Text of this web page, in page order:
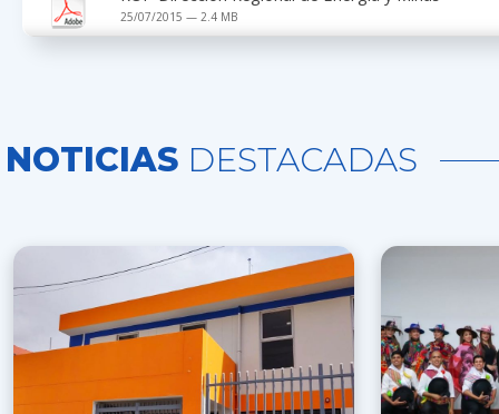
25/07/2015 — 2.4 MB
NOTICIAS DESTACADAS